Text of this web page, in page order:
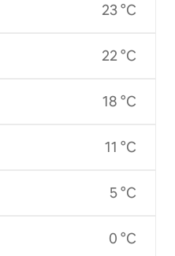
23 °C
22 °C
18 °C
11 °C
5 °C
0 °C